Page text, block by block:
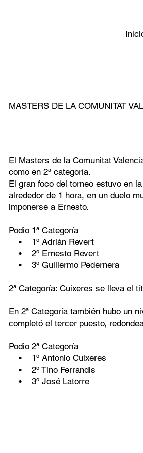
MASTERS DE LA COMUNITAT
El Masters de la Comunitat
como en 2ª categoría.
El gran foco del torneo estuvo en
alrededor de 1 hora, en un duelo
imponerse a Ernesto.
Podio 1ª Categoría
• 1º Adrián Revert
• 2º Ernesto Revert
• 3º Guillermo Pedernera
2ª Categoría: Cuixeres se lleva el
En 2ª Categoría también hubo un
completó el tercer puesto,
Podio 2ª Categoría
• 1º Antonio Cuixeres
• 2º Tino Ferrandis
• 3º José Latorre